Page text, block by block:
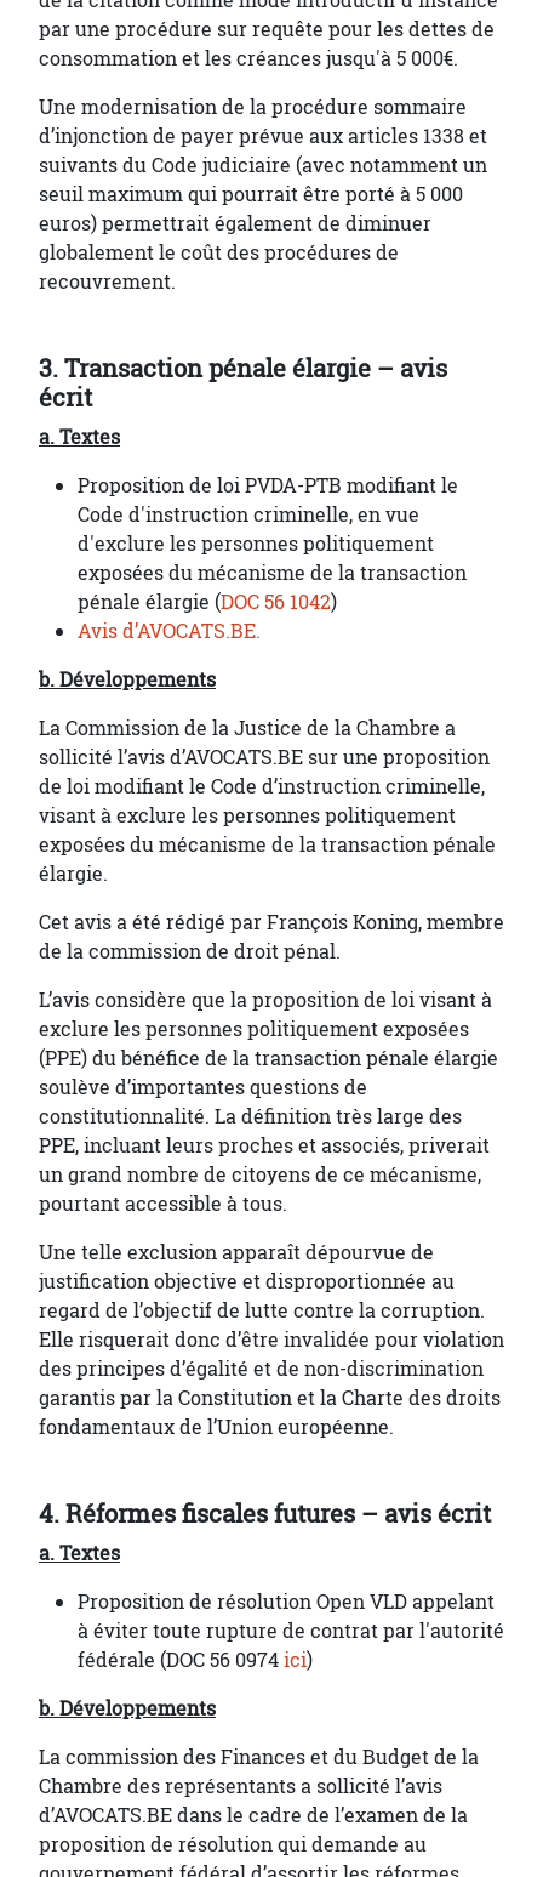
par une procédure sur requête pour les dettes de
consommation et les créances jusqu'à 5 000€.
Une modernisation de la procédure sommaire
d’injonction de payer prévue aux articles 1338 et
suivants du Code judiciaire (avec notamment un
seuil maximum qui pourrait être porté à 5 000
euros) permettrait également de diminuer
globalement le coût des procédures de
recouvrement.
3. Transaction pénale élargie – avis
écrit
a. Textes
Proposition de loi PVDA-PTB modifiant le
Code d'instruction criminelle, en vue
d'exclure les personnes politiquement
exposées du mécanisme de la transaction
pénale élargie (DOC 56 1042)
Avis d’AVOCATS.BE.
b. Développements
La Commission de la Justice de la Chambre a
sollicité l’avis d’AVOCATS.BE sur une proposition
de loi modifiant le Code d’instruction criminelle,
visant à exclure les personnes politiquement
exposées du mécanisme de la transaction pénale
élargie.
Cet avis a été rédigé par François Koning, membre
de la commission de droit pénal.
L’avis considère que la proposition de loi visant à
exclure les personnes politiquement exposées
(PPE) du bénéfice de la transaction pénale élargie
soulève d’importantes questions de
constitutionnalité. La définition très large des
PPE, incluant leurs proches et associés, priverait
un grand nombre de citoyens de ce mécanisme,
pourtant accessible à tous.
Une telle exclusion apparaît dépourvue de
justification objective et disproportionnée au
regard de l’objectif de lutte contre la corruption.
Elle risquerait donc d’être invalidée pour violation
des principes d’égalité et de non-discrimination
garantis par la Constitution et la Charte des droits
fondamentaux de l’Union européenne.
4. Réformes fiscales futures – avis écrit
a. Textes
Proposition de résolution Open VLD appelant
à éviter toute rupture de contrat par l'autorité
fédérale (DOC 56 0974ici)
b. Développements
La commission des Finances et du Budget de la
Chambre des représentants a sollicité l’avis
d’AVOCATS.BE dans le cadre de l’examen de la
proposition de résolution qui demande au